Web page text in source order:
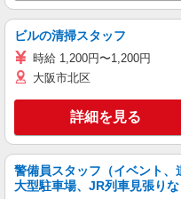
ビルの清掃スタッフ
時給 1,200円〜1,200円
大阪市北区
詳細を見る
警備員スタッフ（イベント、
大型駐車場、JR列車見張りな